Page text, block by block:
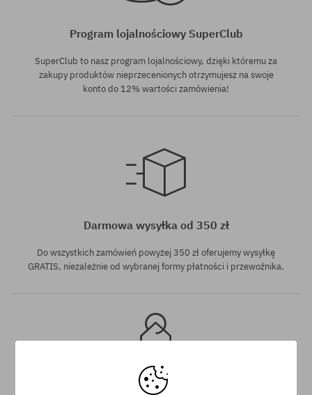
Program lojalnościowy SuperClub
SuperClub to nasz program lojalnościowy, dzięki któremu za
zakupy produktów nieprzecenionych otrzymujesz na swoje
konto do 12% wartości zamówienia!
Darmowa wysyłka od 350 zł
Do wszystkich zamówień powyżej 350 zł oferujemy wysyłkę
GRATIS, niezależnie od wybranej formy płatności i przewoźnika.